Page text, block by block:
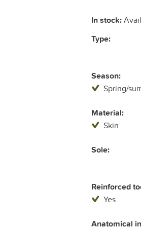
In stock:
Type:
Season:
Spring/
Material:
Skin
Sole:
Reinforced
Yes
Anatomical